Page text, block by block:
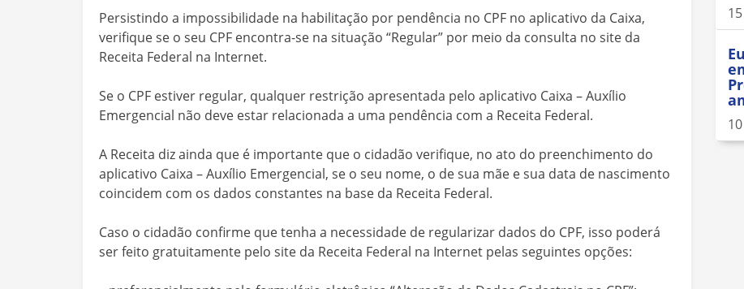
Persistindo a impossibilidade na habilitação por pendência no CPF no aplicativo da Caixa,
verifique se o seu CPF encontra-se na situação “Regular” por meio da consulta no site da
Receita Federal na Internet.
Se o CPF estiver regular, qualquer restrição apresentada pelo aplicativo Caixa – Auxílio
Emergencial não deve estar relacionada a uma pendência com a Receita Federal.
A Receita diz ainda que é importante que o cidadão verifique, no ato do preenchimento do
aplicativo Caixa – Auxílio Emergencial, se o seu nome, o de sua mãe e sua data de nascimento
coincidem com os dados constantes na base da Receita Federal.
Caso o cidadão confirme que tenha a necessidade de regularizar dados do CPF, isso poderá
ser feito gratuitamente pelo site da Receita Federal na Internet pelas seguintes opções: